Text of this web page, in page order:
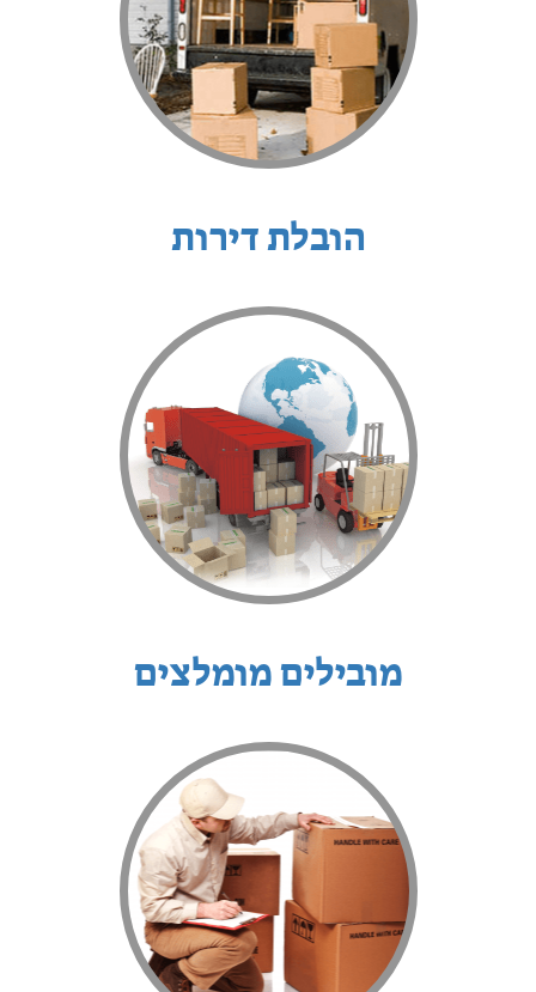
הובלת דירות
מובילים מומלצים